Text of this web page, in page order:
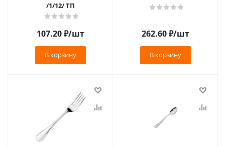
/1/12/ ТП
107.20₽/шт
В корзину
262.60₽/шт
В корзину